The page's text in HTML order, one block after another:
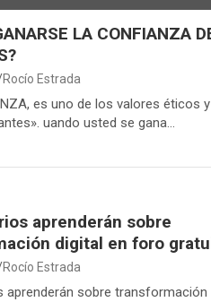
LA CONFIANZA
Rocío Estrada
es uno de los valores éticos
uando usted se gana…
aprenderán sobre
digital en foro
Rocío Estrada
aprenderán sobre transformación